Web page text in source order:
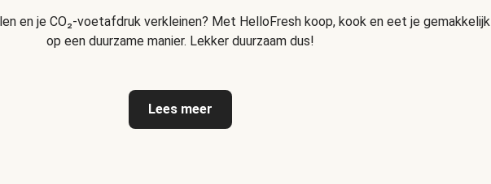
en je CO₂-voetafdruk verkleinen? Met HelloFresh koop, kook en eet je gemakkelijk
op een duurzame manier. Lekker duurzaam dus!
Lees meer